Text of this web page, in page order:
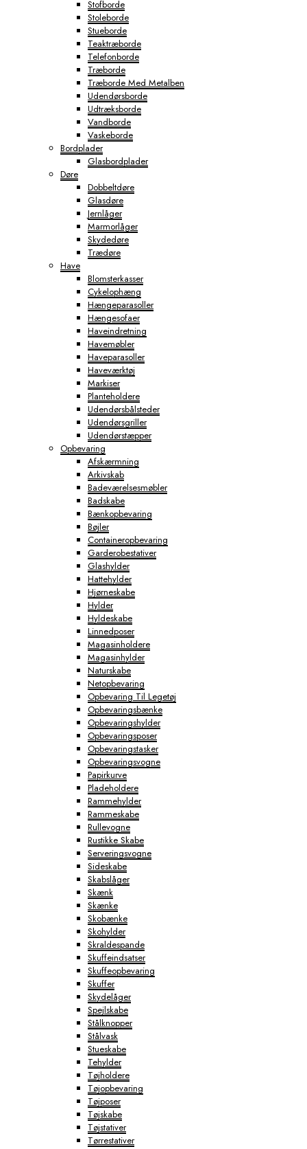
Stofborde
Stoleborde
Stueborde
Teaktræborde
Telefonborde
Træborde
Træborde Med Metalben
Udendørsborde
Udtræksborde
Vandborde
Vaskeborde
Bordplader
Glasbordplader
Døre
Dobbeltdøre
Glasdøre
Jernlåger
Marmorlåger
Skydedøre
Trædøre
Have
Blomsterkasser
Cykelophæng
Hængeparasoller
Hængesofaer
Haveindretning
Havemøbler
Haveparasoller
Haveværktøj
Markiser
Planteholdere
Udendørsbålsteder
Udendørsgriller
Udendørstæpper
Opbevaring
Afskærmning
Arkivskab
Badeværelsesmøbler
Badskabe
Bænkopbevaring
Bøjler
Containeropbevaring
Garderobestativer
Glashylder
Hattehylder
Hjørneskabe
Hylder
Hyldeskabe
Linnedposer
Magasinholdere
Magasinhylder
Naturskabe
Netopbevaring
Opbevaring Til Legetøj
Opbevaringsbænke
Opbevaringshylder
Opbevaringsposer
Opbevaringstasker
Opbevaringsvogne
Papirkurve
Pladeholdere
Rammehylder
Rammeskabe
Rullevogne
Rustikke Skabe
Serveringsvogne
Sideskabe
Skabslåger
Skænk
Skænke
Skobænke
Skohylder
Skraldespande
Skuffeindsatser
Skuffeopbevaring
Skuffer
Skydelåger
Spejlskabe
Stålknopper
Stålvask
Stueskabe
Tehylder
Tøjholdere
Tøjopbevaring
Tøjposer
Tøjskabe
Tøjstativer
Tørrestativer